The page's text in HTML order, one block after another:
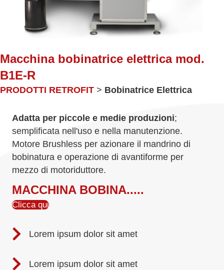
Macchina bobinatrice elettrica mod.
B1E-R
PRODOTTI RETROFIT > Bobinatrice Elettrica
Adatta per piccole e medie produzioni;
semplificata nell'uso e nella manutenzione.
Motore Brushless per azionare il mandrino di
bobinatura e operazione di avantiforme per
mezzo di motoriduttore.
MACCHINA BOBINA.....
Clicca qui
Lorem ipsum dolor sit amet
Lorem ipsum dolor sit amet